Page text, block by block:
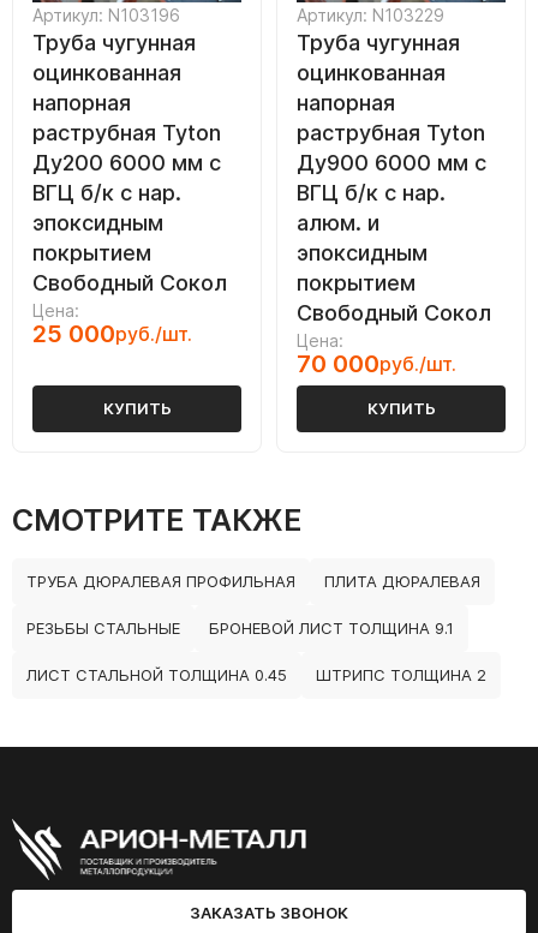
Артикул: N103196
Труба чугунная
оцинкованная
напорная
раструбная Tyton
Ду200 6000 мм с
ВГЦ б/к с нар.
эпоксидным
покрытием
Свободный Сокол
Цена:
25 000руб./шт.
КУПИТЬ
Артикул: N103229
Труба чугунная
оцинкованная
напорная
раструбная Tyton
Ду900 6000 мм с
ВГЦ б/к с нар.
алюм. и
эпоксидным
покрытием
Свободный Сокол
Цена:
70 000руб./шт.
КУПИТЬ
СМОТРИТЕ ТАКЖЕ
ТРУБА ДЮРАЛЕВАЯ ПРОФИЛЬНАЯ ПЛИТА ДЮРАЛЕВАЯ
РЕЗЬБЫ СТАЛЬНЫЕ БРОНЕВОЙ ЛИСТ ТОЛЩИНА 9.1
ЛИСТ СТАЛЬНОЙ ТОЛЩИНА 0.45 ШТРИПС ТОЛЩИНА 2
ЗАКАЗАТЬ ЗВОНОК